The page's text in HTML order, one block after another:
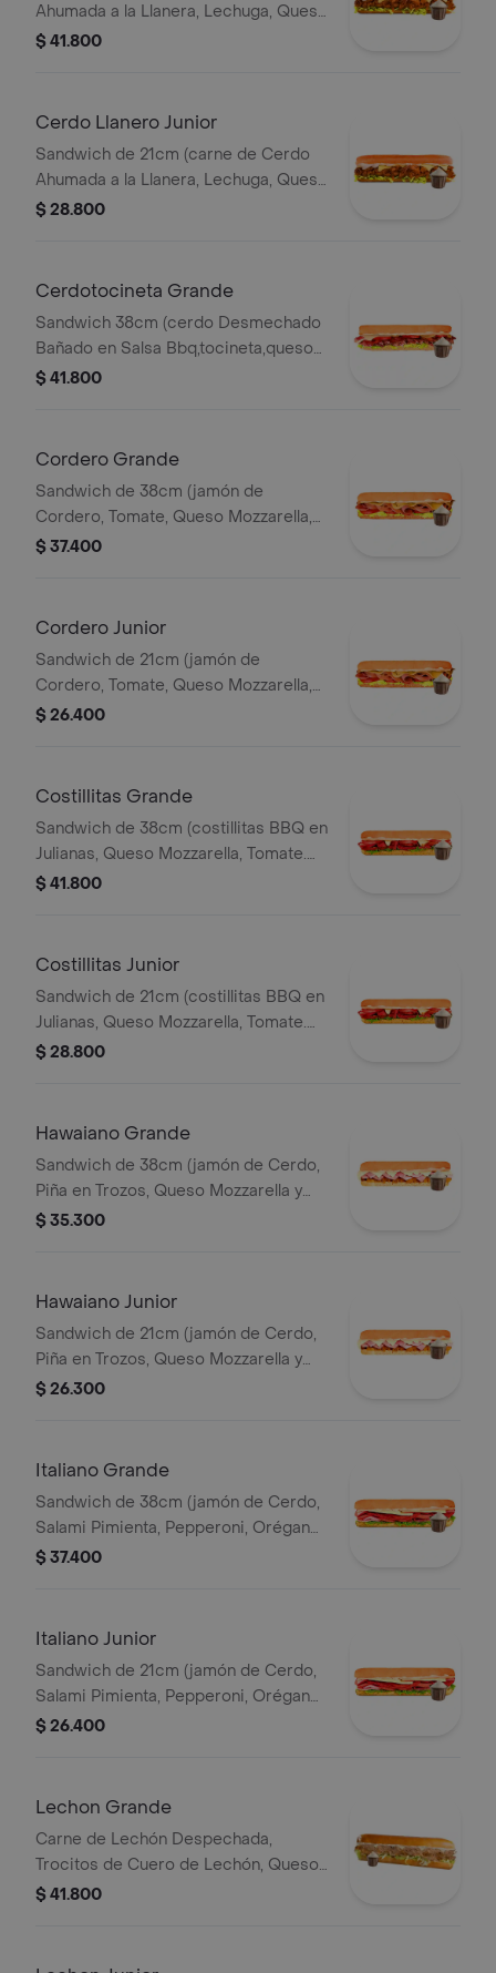
Ahumada a la Llanera, Lechuga, Queso
Mozzarella y Salsa de Ajo).
$ 41.800
Cerdo Llanero Junior
Sandwich de 21cm (carne de Cerdo
Ahumada a la Llanera, Lechuga, Queso
Mozzarella y Salsa de Ajo).
$ 28.800
Cerdotocineta Grande
Sandwich 38cm (cerdo Desmechado
Bañado en Salsa Bbq,tocineta,queso
Mozzarella,tomate,lechuga y Salsa de
$ 41.800
Cordero Grande
Sandwich de 38cm (jamón de
Cordero, Tomate, Queso Mozzarella,
Lechuga y Salsa de Ajo).
$ 37.400
Cordero Junior
Sandwich de 21cm (jamón de
Cordero, Tomate, Queso Mozzarella,
Lechuga y Salsa de Ajo).
$ 26.400
Costillitas Grande
Sandwich de 38cm (costillitas BBQ en
Julianas, Queso Mozzarella, Tomate.
Salsa Bbq, Lechuga y Salsa de Ajo.)
$ 41.800
Costillitas Junior
Sandwich de 21cm (costillitas BBQ en
Julianas, Queso Mozzarella, Tomate.
Salsa Bbq, Lechuga y Salsa de Ajo.)
$ 28.800
Hawaiano Grande
Sandwich de 38cm (jamón de Cerdo,
Piña en Trozos, Queso Mozzarella y
Mayonesa).
$ 35.300
Hawaiano Junior
Sandwich de 21cm (jamón de Cerdo,
Piña en Trozos, Queso Mozzarella y
Mayonesa).
$ 26.300
Italiano Grande
Sandwich de 38cm (jamón de Cerdo,
Salami Pimienta, Pepperoni, Orégano,
Queso Parmesano, Queso Mozzarella,
$ 37.400
Italiano Junior
Sandwich de 21cm (jamón de Cerdo,
Salami Pimienta, Pepperoni, Orégano,
Queso Parmesano, Queso Mozzarella,
$ 26.400
Lechon Grande
Carne de Lechón Despechada,
Trocitos de Cuero de Lechón, Queso
Mozzarella, Lechuga y Salsa de Ajo
$ 41.800